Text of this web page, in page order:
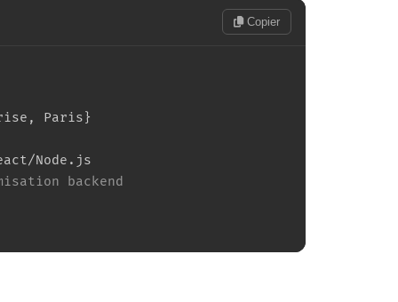
Copier
Paris }
Node.js
backend